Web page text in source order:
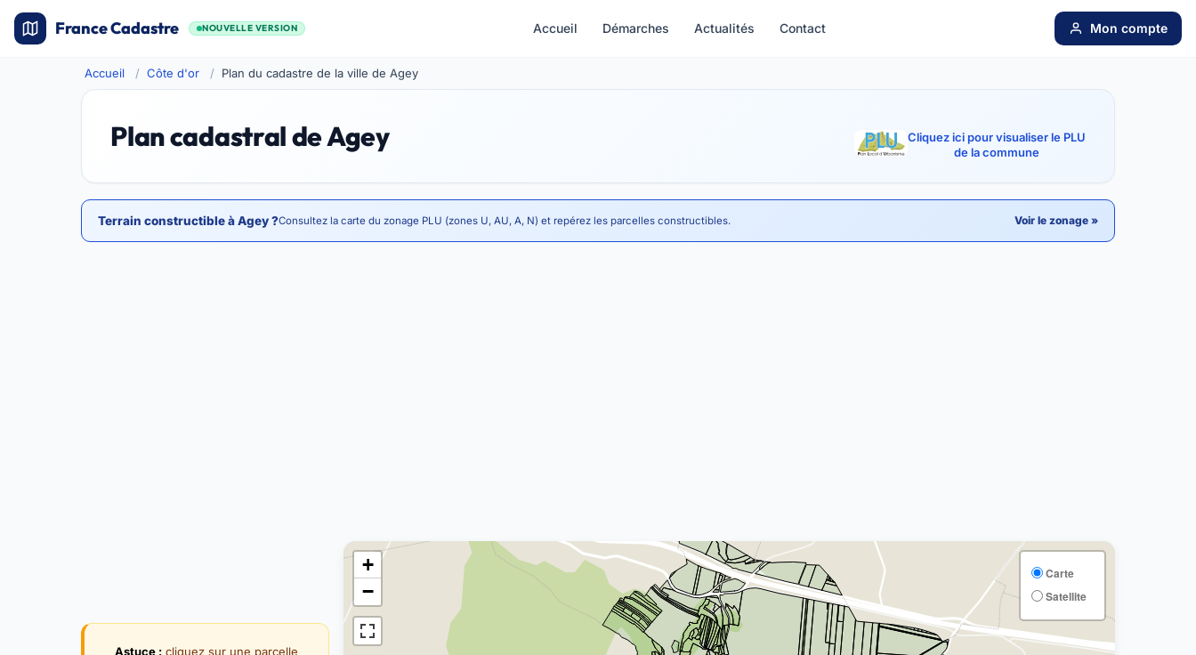
France Cadastre NOUVELLE VERSION Accueil Démarches Actualités Contact Mon compte
Accueil Côte d'or Plan du cadastre de la ville de Agey
Plan cadastral de Agey
Cliquez ici pour visualiser le PLU
de la commune
Terrain constructible à Agey ?Consultez la carte du zonage PLU (zones U, AU, A, N) et repérez les parcelles constructibles. Voir le zonage »
Astuce :cliquez sur une parcelle
+
−
Carte
Satellite